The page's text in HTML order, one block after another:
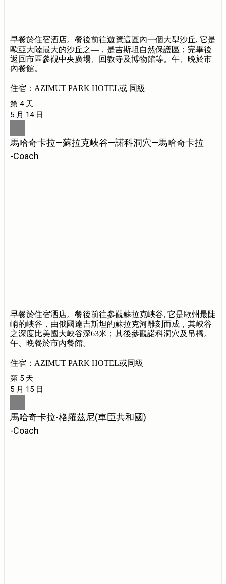
早餐於住宿酒店。餐後前往遊覽這區內一個大型沙丘, 它是
歐亞大陸最大的沙丘之—，是吉斯坦自然保護區；完畢後
返回市區參觀中央廣場、回教寺及博物館等。午、晚於市
內餐館。
住宿：AZIMUT PARK HOTEL或 同級
第 4 天
5 月 14 日
馬哈奇卡拉—蘇拉克峽谷—諾科洞穴—馬哈奇卡拉
-Coach
早餐於住宿洒店。餐後前往參觀蘇拉克峽谷, 它是歐州最陡
峭的峽谷，由俄國達吉斯坦的蘇拉克河雕刻而成，其峽谷
之深度比美國大峽谷深63米；其後參觀諾科洞穴及吊橋。
午、晚餐於市內餐館。
住宿：AZIMUT PARK HOTEL或同級
第 5 天
5 月 15 日
馬哈奇卡拉-格羅茲尼(車臣共和國)
-Coach